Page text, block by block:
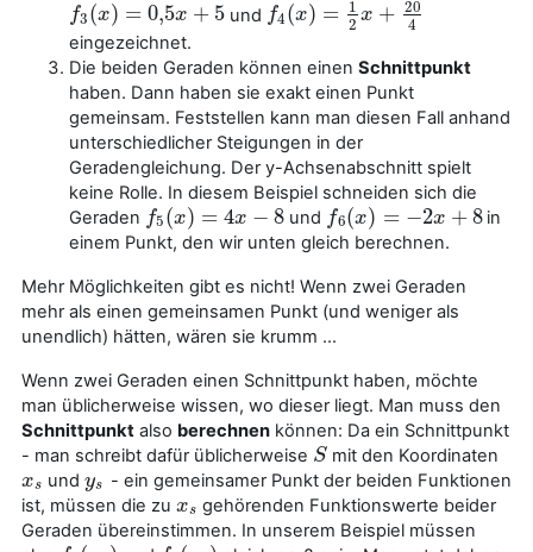
f3(x) = 0,5x + 5
f3(x)= 0,5 x+5 und f4(x) = 1
2 x + 20
4
f4(x)=1 2x +20 4
eingezeichnet.
Die beiden Geraden können einen Schnittpunkt
haben. Dann haben sie exakt einen Punkt
gemeinsam. Feststellen kann man diesen Fall anhand
unterschiedlicher Steigungen in der
Geradengleichung. Der y-Achsenabschnitt spielt
keine Rolle. In diesem Beispiel schneiden sich die
Geraden f5(x) = 4x − 8
f5(x)= 4x−8 und f6(x) = −2x +8
f6(x)= −2x+8
in
einem Punkt, den wir unten gleich berechnen.
Mehr Möglichkeiten gibt es nicht! Wenn zwei Geraden
mehr als einen gemeinsamen Punkt (und weniger als
unendlich) hätten, wären sie krumm ...
Wenn zwei Geraden einen Schnittpunkt haben, möchte
man üblicherweise wissen, wo dieser liegt. Man muss den
Schnittpunkt also berechnen können: Da ein Schnittpunkt
- man schreibt dafür üblicherweise S
Smit den Koordinaten
xs
xs undys
ys - ein gemeinsamer Punkt der beiden Funktionen
ist, müssen die zu xs
xs gehörenden Funktionswerte beider
Geraden übereinstimmen. In unserem Beispiel müssen